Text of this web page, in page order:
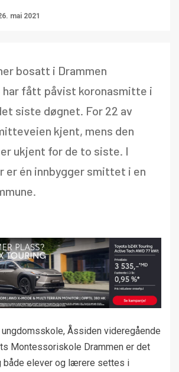
mai 2021
bosatt i Drammen
har fått påvist koronasmitte i
siste døgnet. For 22 av
kjent, mens den
ukjent for de to siste. I
er én innbygger smittet i en
Åssiden videregående
Montessoriskole Drammen er det
både elever og lærere settes i